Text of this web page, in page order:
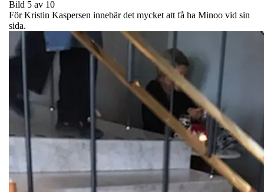
Bild 5 av 10
För Kristin Kaspersen innebär det mycket att få ha Minoo vid sin
sida.